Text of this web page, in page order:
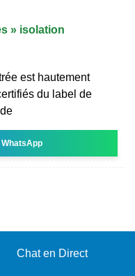
» isolation
est hautement
du label de
WhatsApp
Chat en Direct